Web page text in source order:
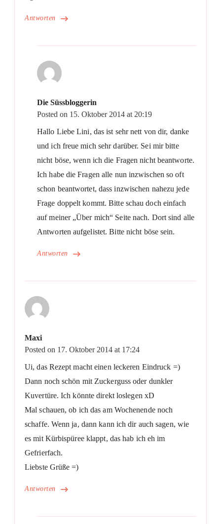
Antworten
Die Süssbloggerin
Posted on 15. Oktober 2014 at 20:19
Antworten
Hallo Liebe Lini, das ist sehr nett von dir, danke
und ich freue mich sehr darüber. Sei mir bitte
nicht böse, wenn ich die Fragen nicht beantworte.
Ich habe die Fragen alle nun inzwischen so oft
schon beantwortet, dass inzwischen nahezu jede
Frage doppelt kommt. Bitte schau doch einfach
auf meiner „Über mich“ Seite nach. Dort sind alle
Antworten aufgelistet. Bitte nicht böse sein.
Maxi
Posted on 17. Oktober 2014 at 17:24
Antworten
Ui, das Rezept macht einen leckeren Eindruck =)
Dann noch schön mit Zuckerguss oder dunkler
Kuvertüre. Ich könnte direkt loslegen xD
Mal schauen, ob ich das am Wochenende noch
schaffe. Wenn ja, dann kann ich dir auch sagen, wie
es mit Kürbispüree klappt, das hab ich eh im
Gefrierfach.
Liebste Grüße =)